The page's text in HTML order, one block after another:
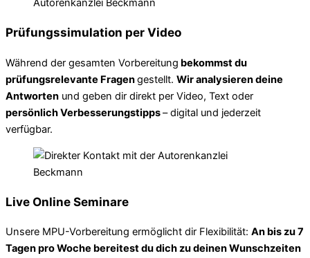
Prüfungssimulation per Video
Während der gesamten Vorbereitung bekommst du
prüfungsrelevante Fragengestellt. Wir analysieren deine
Antworten und geben dir direkt per Video, Text oder
persönlich Verbesserungstipps– digital und jederzeit
verfügbar.
Live Online Seminare
Unsere MPU-Vorbereitung ermöglicht dir Flexibilität: An bis zu 7
Tagen pro Woche bereitest du dich zu deinen Wunschzeiten